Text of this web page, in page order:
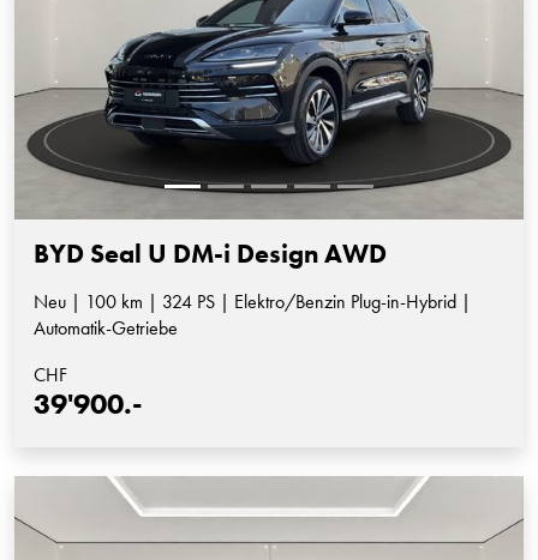
BYD Seal U DM-i Design AWD
Neu | 100 km | 324 PS | Elektro/Benzin Plug-in-Hybrid |
Automatik-Getriebe
CHF
39'900.-